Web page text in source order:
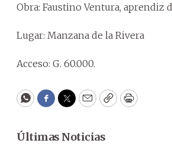
Obra: Faustino Ventura, aprendiz
Lugar: Manzana de la Rivera
Acceso: G. 60.000.
WhatsApp
Facebook
Twitter
EmailCopyPrint
Últimas Noticias